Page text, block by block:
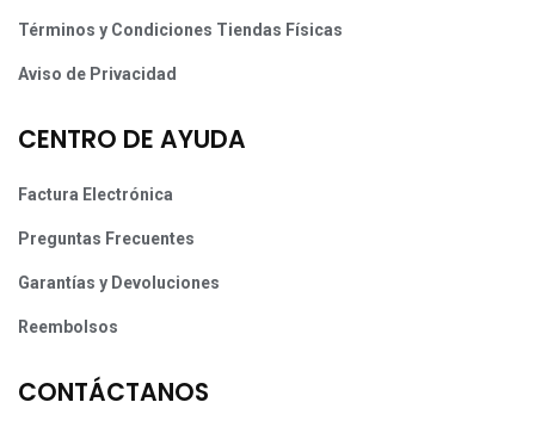
Términos y Condiciones Tiendas Físicas
Aviso de Privacidad
CENTRO DE AYUDA
Factura Electrónica
Preguntas Frecuentes
Garantías y Devoluciones
Reembolsos
CONTÁCTANOS